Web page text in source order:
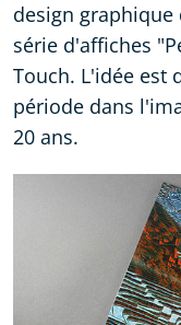
design graphique
série d'affiches
Touch. L'idée est
période dans
20 ans.